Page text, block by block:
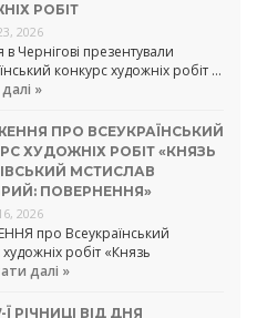
РОБІТ
2026
в Чернігові презентували
конкурс художніх робіт …
»
ПРО ВСЕУКРАЇНСЬКИЙ
ХУДОЖНІХ РОБІТ «КНЯЗЬ
МСТИСЛАВ
ПОВЕРНЕННЯ»
2026
про Всеукраїнський
робіт «Князь
далі »
РІЧНИЦІ ВІД ДНЯ